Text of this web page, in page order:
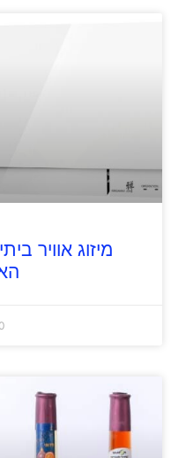
מיזוג אוויר
30